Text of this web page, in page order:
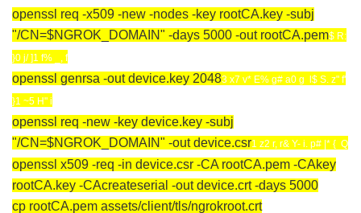
openssl req -x509 -new -nodes -key rootCA.key -subj
"/CN=$NGROK_DOMAIN" -days 5000 -out rootCA.pem$ R:
}0 j/ ]1 f% _, f
openssl genrsa -out device.key 20483 x7 v* E% g# a0 g l$ S. z" f'
}1 ~5 H" i
openssl req -new -key device.key -subj
"/CN=$NGROK_DOMAIN" -out device.csr1 z2 r, r& Y- i. p# |* { Q
openssl x509 -req -in device.csr -CA rootCA.pem -CAkey
rootCA.key -CAcreateserial -out device.crt -days 5000
cp rootCA.pem assets/client/tls/ngrokroot.crt